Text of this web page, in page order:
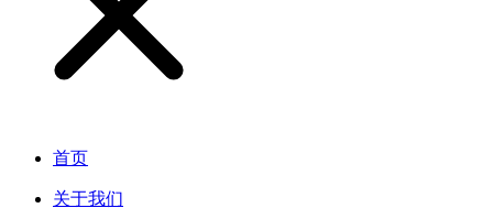
首页
关于我们